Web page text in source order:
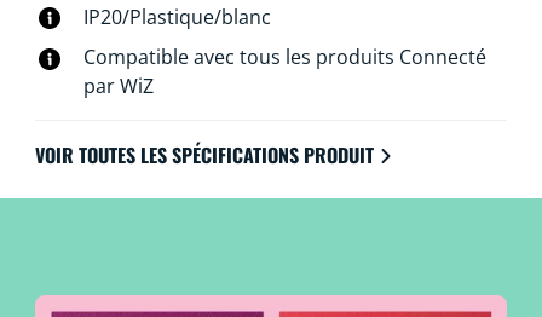
IP20/Plastique/blanc
Compatible avec tous les produits Connecté
par WiZ
VOIR TOUTES LES SPÉCIFICATIONS PRODUIT